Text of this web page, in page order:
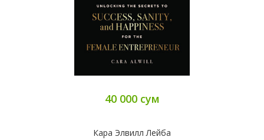
40 000 сум
Кара Элвилл Лейба